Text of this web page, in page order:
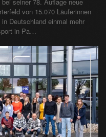
von 15.070 Läuferinnen
Deutschland einmal mehr
in Pa…